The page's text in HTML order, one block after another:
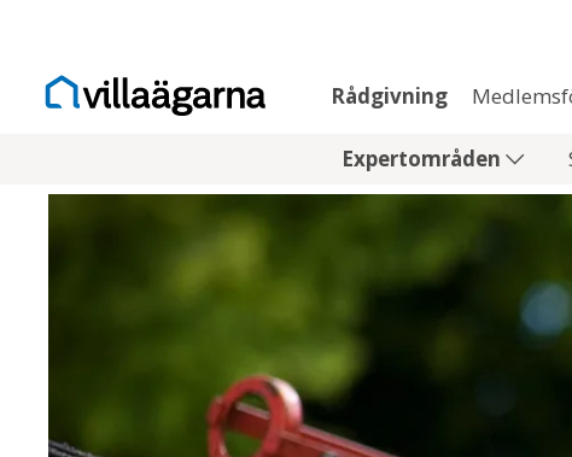
Rådgivning
Expertområden